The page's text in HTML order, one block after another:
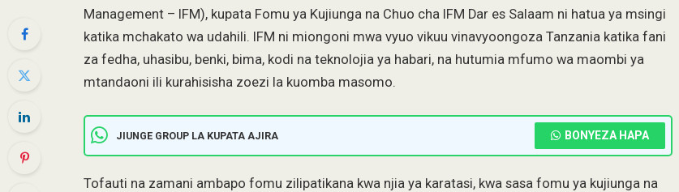
Management – IFM), kupata Fomu ya Kujiunga na Chuo cha IFM Dar es Salaam ni hatua ya msingi
katika mchakato wa udahili. IFM ni miongoni mwa vyuo vikuu vinavyoongoza Tanzania katika fani
za fedha, uhasibu, benki, bima, kodi na teknolojia ya habari, na hutumia mfumo wa maombi ya
mtandaoni ili kurahisisha zoezi la kuomba masomo.
JIUNGE GROUP LA KUPATA AJIRA BONYEZA HAPA
Tofauti na zamani ambapo fomu zilipatikana kwa njia ya karatasi, kwa sasa fomu ya kujiunga na